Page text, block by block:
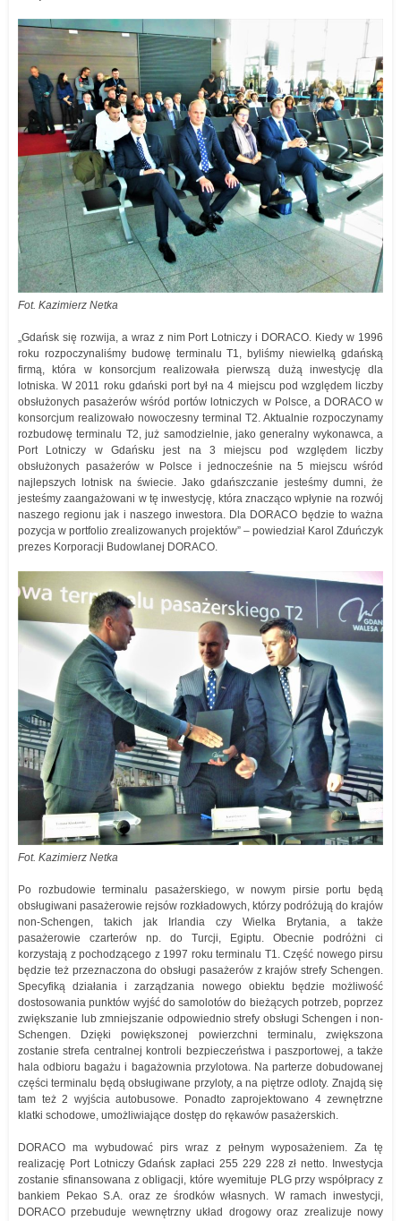
Fot. Kazimierz Netka
„Gdańsk się rozwija, a wraz z nim Port Lotniczy i DORACO. Kiedy w 1996
roku rozpoczynaliśmy budowę terminalu T1, byliśmy niewielką gdańską
firmą, która w konsorcjum realizowała pierwszą dużą inwestycję dla
lotniska. W 2011 roku gdański port był na 4 miejscu pod względem liczby
obsłużonych pasażerów wśród portów lotniczych w Polsce, a DORACO w
konsorcjum realizowało nowoczesny terminal T2. Aktualnie rozpoczynamy
rozbudowę terminalu T2, już samodzielnie, jako generalny wykonawca, a
Port Lotniczy w Gdańsku jest na 3 miejscu pod względem liczby
obsłużonych pasażerów w Polsce i jednocześnie na 5 miejscu wśród
najlepszych lotnisk na świecie. Jako gdańszczanie jesteśmy dumni, że
jesteśmy zaangażowani w tę inwestycję, która znacząco wpłynie na rozwój
naszego regionu jak i naszego inwestora. Dla DORACO będzie to ważna
pozycja w portfolio zrealizowanych projektów” – powiedział Karol Zduńczyk
prezes Korporacji Budowlanej DORACO.
Fot. Kazimierz Netka
Po rozbudowie terminalu pasażerskiego, w nowym pirsie portu będą
obsługiwani pasażerowie rejsów rozkładowych, którzy podróżują do krajów
non-Schengen, takich jak Irlandia czy Wielka Brytania, a także
pasażerowie czarterów np. do Turcji, Egiptu. Obecnie podróżni ci
korzystają z pochodzącego z 1997 roku terminalu T1. Część nowego pirsu
będzie też przeznaczona do obsługi pasażerów z krajów strefy Schengen.
Specyfiką działania i zarządzania nowego obiektu będzie możliwość
dostosowania punktów wyjść do samolotów do bieżących potrzeb, poprzez
zwiększanie lub zmniejszanie odpowiednio strefy obsługi Schengen i non-
Schengen. Dzięki powiększonej powierzchni terminalu, zwiększona
zostanie strefa centralnej kontroli bezpieczeństwa i paszportowej, a także
hala odbioru bagażu i bagażownia przylotowa. Na parterze dobudowanej
części terminalu będą obsługiwane przyloty, a na piętrze odloty. Znajdą się
tam też 2 wyjścia autobusowe. Ponadto zaprojektowano 4 zewnętrzne
klatki schodowe, umożliwiające dostęp do rękawów pasażerskich.
DORACO ma wybudować pirs wraz z pełnym wyposażeniem. Za tę
realizację Port Lotniczy Gdańsk zapłaci 255 229 228 zł netto. Inwestycja
zostanie sfinansowana z obligacji, które wyemituje PLG przy współpracy z
bankiem Pekao S.A. oraz ze środków własnych. W ramach inwestycji,
DORACO przebuduje wewnętrzny układ drogowy oraz zrealizuje nowy